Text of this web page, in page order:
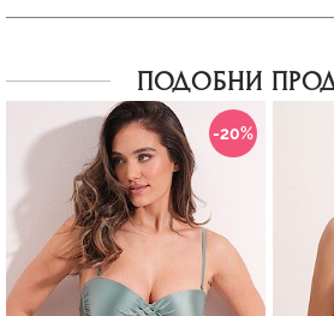
ПОДОБНИ
-20%